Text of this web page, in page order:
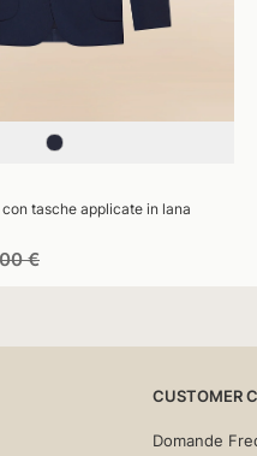
tasche applicate in lana
€Prezzo
CUSTOMER
Domande